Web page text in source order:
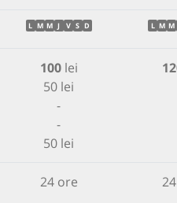
L M M J V S D L M M
100lei
50 lei
-
-
50 lei
24 ore